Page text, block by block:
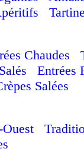
Chaudes
Entrées
Salées
Ouest